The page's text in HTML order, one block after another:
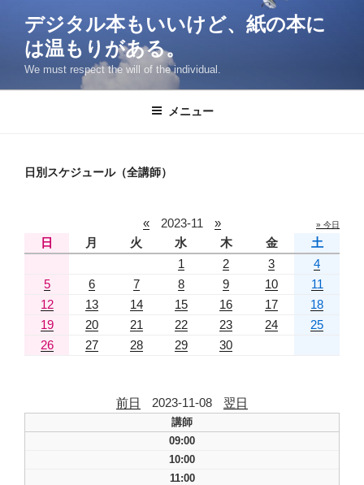
ツ
デジタル本もいいけど、紙の本に
は温もりがある。
We must respect the will of the individual.
メニュー
日別スケジュール（全講師）
« 2023-11 » » 今日
日 月 火 水 木 金
土
1
2 3
4
5
6 7 8 9 10
11
12
13 14 15 16 17
18
19
20 21 22 23 24
25
26
27 28 29 30
前日 2023-11-08 翌日
講師
09:00
10:00
11:00